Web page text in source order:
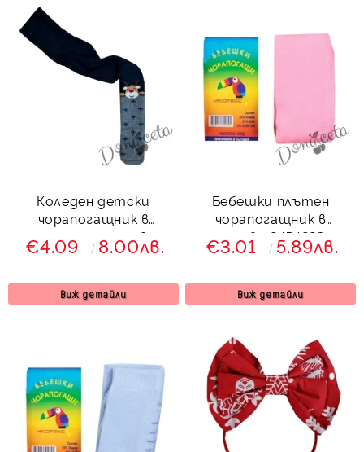
Коледен детски
чорапогащник в
тъмносиньо и сиво с
елен 688732
€4.09 8.00лв.
Виж детайли
Бебешки плътен
чорапогащник в
розово 8454223
€3.01 5.89лв.
Виж детайли